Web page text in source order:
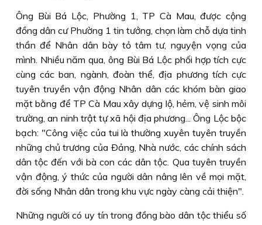
Ông Bùi Bá Lộc, Phường 1, TP Cà Mau, được cộng
đồng dân cư Phường 1 tin tưởng, chọn làm chỗ dựa tinh
thần để Nhân dân bày tỏ tâm tư, nguyện vọng của
mình. Nhiều năm qua, ông Bùi Bá Lộc phối hợp tích cực
cùng các ban, ngành, đoàn thể, địa phương tích cực
tuyên truyền vận động Nhân dân các khóm bàn giao
mặt bằng để TP Cà Mau xây dựng lộ, hẻm, vệ sinh môi
trường, an ninh trật tự xã hội địa phương... Ông Lộc bộc
bạch: "Công việc của tui là thường xuyên tuyên truyền
những chủ trương của Ðảng, Nhà nước, các chính sách
dân tộc đến với bà con các dân tộc. Qua tuyên truyền
vận động, ý thức của người dân nâng lên về mọi mặt,
đời sống Nhân dân trong khu vực ngày càng cải thiện".
Những người có uy tín trong đồng bào dân tộc thiểu số